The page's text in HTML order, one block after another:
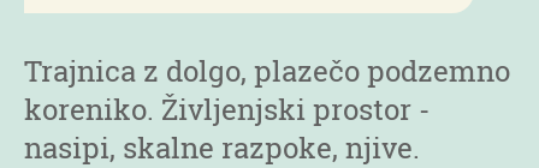
Trajnica z dolgo, plazečo podzemno
koreniko. Življenjski prostor -
nasipi, skalne razpoke, njive.